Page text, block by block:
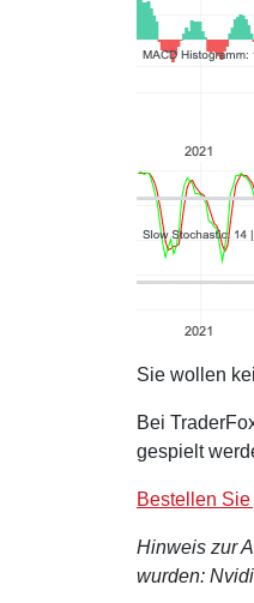
Sie wollen
Bei
gespielt
Bestellen
Hinweis zur
wurden: